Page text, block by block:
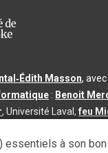
Masson,
: Benoit
, Université Laval,feu
mise à jour du
) essentiels à son